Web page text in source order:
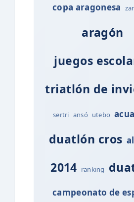
copa aragonesa
aragón
juegos
triatlón de
sertri ansó utebo
duatlón cros
2014 ranking
campeonato de